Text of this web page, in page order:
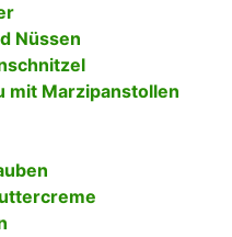
Nüssen
mit Marzipanstollen